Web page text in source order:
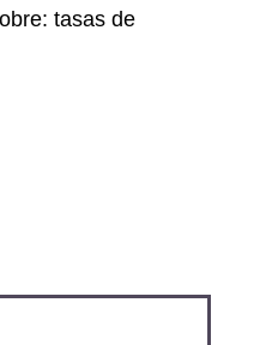
tasas de